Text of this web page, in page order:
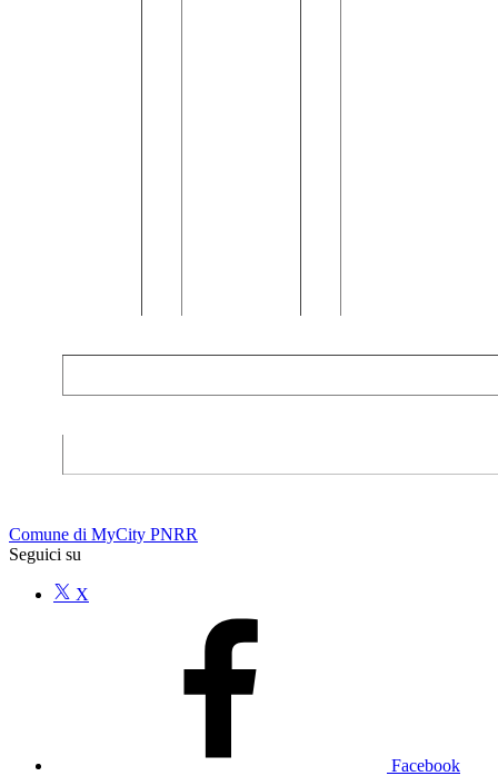
Comune di MyCity PNRR
Seguici su
X
Facebook